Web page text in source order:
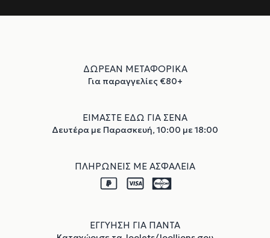
ΔΩΡΕΑΝ ΜΕΤΑΦΟΡΙΚΑ
Για παραγγελίες €80+
ΕΙΜΑΣΤΕ ΕΔΩ ΓΙΑ ΣΕΝΑ
Δευτέρα με Παρασκευή, 10:00 με 18:00
ΠΛΗΡΩΝΕΙΣ ΜΕ ΑΣΦΑΛΕΙΑ
ΕΓΓΥΗΣΗ ΓΙΑ ΠΑΝΤΑ